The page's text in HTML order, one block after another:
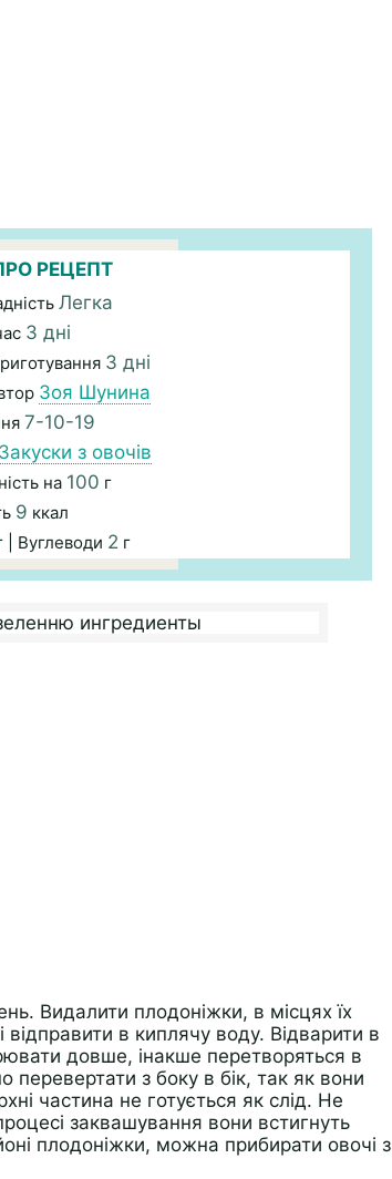
РЕЦЕПТ
Легка
3 дні
3 дні
Зоя Шунина
7-10-19
Закуски з овочів
на 100 г
9 ккал
| Вуглеводи 2 г
Видалити плодоніжки, в місцях їх
відправити в киплячу воду. Відварити в
довше, інакше перетворяться в
перевертати з боку в бік, так як вони
частина не готується як слід. Не
заквашування вони встигнуть
плодоніжки, можна прибирати овочі з